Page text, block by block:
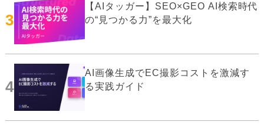
3
【AIタッガー】SEO×GEO AI検索時代
の“見つかる力”を最大化
4
AI画像生成でEC撮影コストを激減す
る実践ガイド